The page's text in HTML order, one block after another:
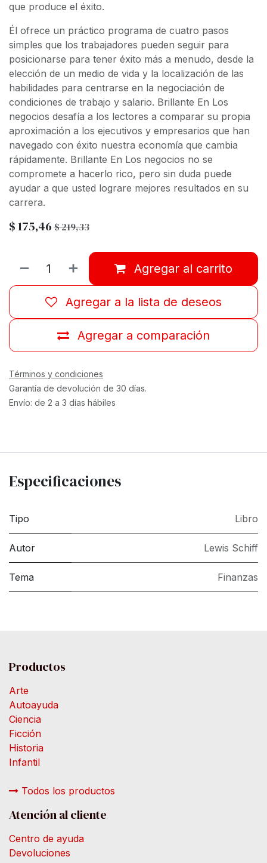
que produce el éxito.
Él ofrece un práctico programa de cuatro pasos
simples que los trabajadores pueden seguir para
posicionarse para tener éxito más a menudo, desde la
elección de un medio de vida y la localización de las
habilidades para centrarse en la negociación de
condiciones de trabajo y salario. Brillante En Los
negocios desafía a los lectores a comparar su propia
aproximación a los ejecutivos y empresarios que han
navegado con éxito nuestra economía que cambia
rápidamente. Brillante En Los negocios no se
compromete a hacerlo rico, pero sin duda puede
ayudar a que usted lograre mejores resultados en su
carrera.
$175,46 $219,33
Agregar al carrito
Agregar a comparación
Agregar a la lista de deseos
Términos y condiciones
Garantía de devolución de 30 días.
Envío: de 2 a 3 días hábiles
Especificaciones
Tipo Libro
Autor Lewis Schiff
Tema Finanzas
Productos
Arte
Autoayuda
Ciencia
Ficción
Historia
Infantil
Todos los productos
Atención al cliente
Centro de ayuda
Devoluciones